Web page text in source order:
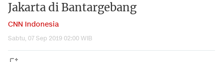
Jakarta di Bantargebang
CNN Indonesia
Sabtu, 07 Sep 2019 02:00 WIB